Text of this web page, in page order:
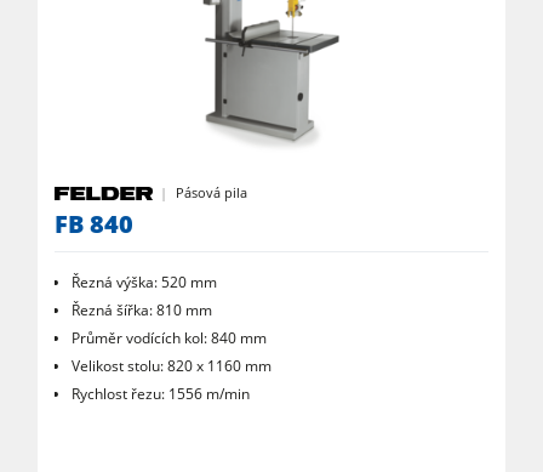
Pásová pila
FB 840
Řezná výška: 520 mm
Řezná šířka: 810 mm
Průměr vodících kol: 840 mm
Velikost stolu: 820 x 1160 mm
Rychlost řezu: 1556 m/min